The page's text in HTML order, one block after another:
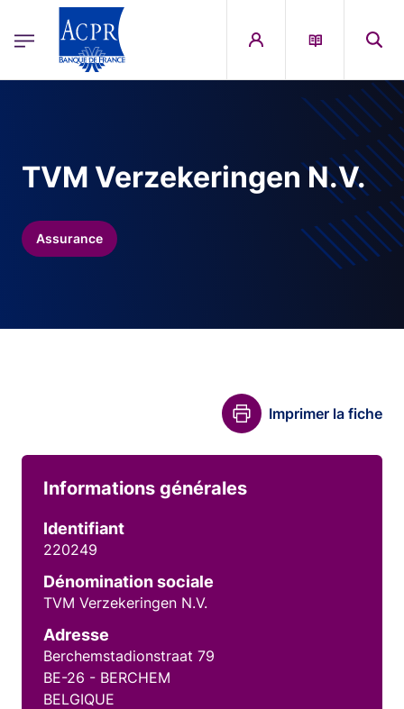
ACPR Menu Principal (French)
TVM Verzekeringen N.V.
Assurance
Imprimer la fiche
Informations générales
Identifiant
220249
Dénomination sociale
TVM Verzekeringen N.V.
Adresse
Berchemstadionstraat 79
BE-26 - BERCHEM
BELGIQUE